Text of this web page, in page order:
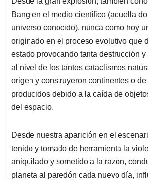
s
A
p
p
b
o
o
k
e
d
I
n
l
a
d
s
Bang en el medio científico (aquella
universo conocido), nunca como hoy
originado en el proceso evolutivo que
estado provocando tanta destrucción
al nivel de los tantos cataclismos
origen y construyeron continentes o
producidos debido a la caída de
del espacio.
Desde nuestra aparición en el
tenido y tomado de herramienta la
aniquilado y sometido a la razón,
planeta al paredón cada nuevo día,